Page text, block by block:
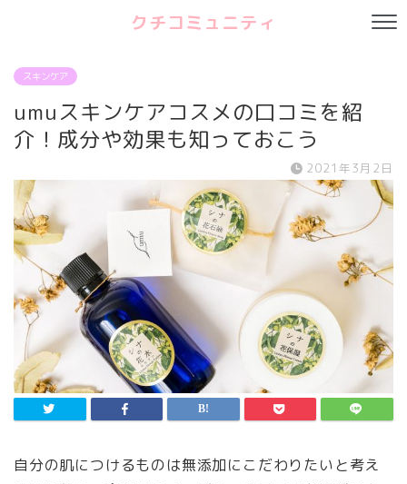
クチコミュニティ
スキンケア
umuスキンケアコスメの口コミを紹
介！成分や効果も知っておこう
2021年3月2日
自分の肌につけるものは無添加にこだわりたいと考え